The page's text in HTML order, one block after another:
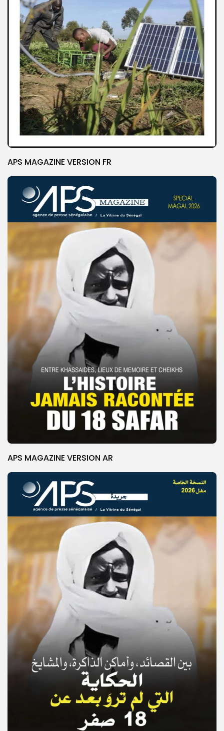
© Copyright 2025, APS
APS MAGAZINE VERSION FR
APS MAGAZINE VERSION AR